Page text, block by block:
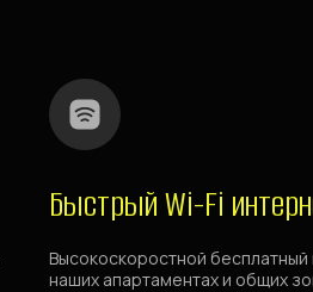
Высокоскоростной бесплатный
наших апартаментах и общих
Быстрый Wi-Fi